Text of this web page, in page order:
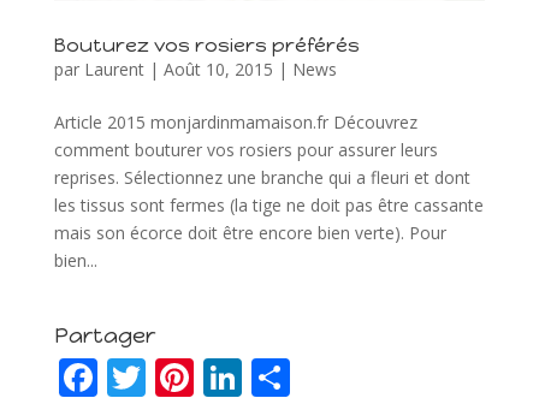
Bouturez vos rosiers préférés
par Laurent| Août 10, 2015 | News
Article 2015 monjardinmamaison.fr Découvrez
comment bouturer vos rosiers pour assurer leurs
reprises. Sélectionnez une branche qui a fleuri et dont
les tissus sont fermes (la tige ne doit pas être cassante
mais son écorce doit être encore bien verte). Pour
bien...
Partager
F T Pi Li P